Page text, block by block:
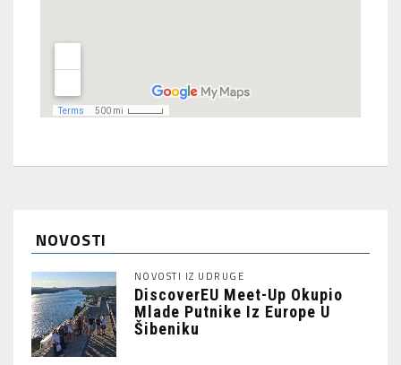
NOVOSTI
NOVOSTI IZ UDRUGE
DiscoverEU Meet-Up Okupio
Mlade Putnike Iz Europe U
Šibeniku